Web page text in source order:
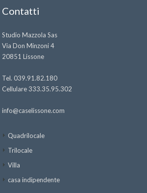
Contatti
Studio Mazzola Sas
Via Don Minzoni 4
20851 Lissone
Tel. 039.91.82.180
Cellulare 333.35.95.302
info@caselissone.com
Quadrilocale
Trilocale
Villa
casa indipendente